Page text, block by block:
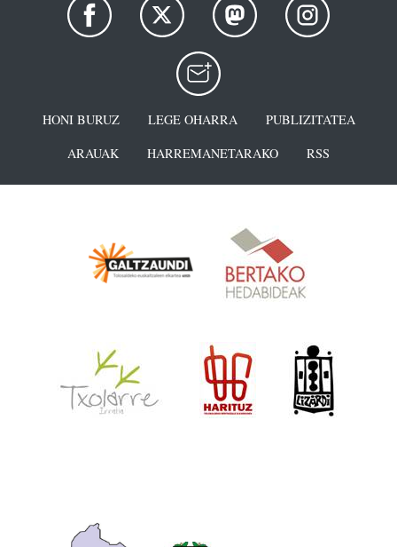
HONI BURUZ LEGE OHARRA
PUBLIZITATEA
ARAUAK
HARREMANETARAKO RSS